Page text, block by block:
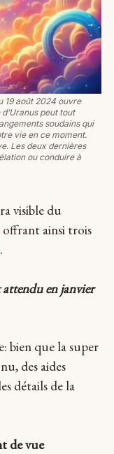
19 août 2024 ouvre
peut tout
soudains qui
vie en ce moment.
Les deux dernières
ou conduire à
visible du
ainsi trois
attendu en janvier
bien que la super
des aides
détails de la
de vue